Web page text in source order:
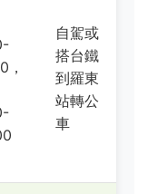
，
自駕或
搭台鐵
到羅東
站轉公
車